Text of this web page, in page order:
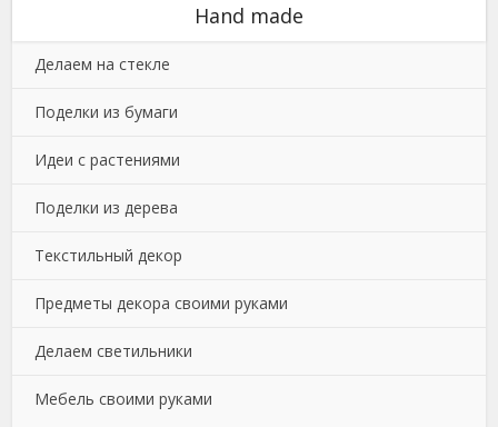
Hand made
Делаем на стекле
Поделки из бумаги
Идеи с растениями
Поделки из дерева
Текстильный декор
Предметы декора своими руками
Делаем светильники
Мебель своими руками